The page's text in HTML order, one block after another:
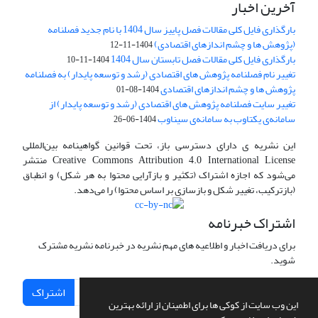
این وب سایت از کوکی ها برای اطمینان از ارائه بهترین
آخرین اخبار
بارگذاری فایل کلی مقالات فصل پاییز سال 1404 با نام جدید فصلنامه
(پژوهش ها و چشم اندازهای اقتصادی)1404-11-12
بارگذاری فایل کلی مقالات فصل تابستان سال 1404 1404-11-10
تغییر نام فصلنامه پژوهش های اقتصادی (رشد و توسعه پایدار) به فصلنامه
پژوهش ها و چشم اندازهای اقتصادی1404-08-01
تغییر سایت فصلنامه پژوهش های اقتصادی (رشد و توسعه پایدار) از
سامانه‌ی یکتاوب به سامانه‌ی سیناوب1404-06-26
این نشریه ی دارای دسترسی باز، تحت قوانین گواهینامه بین‌المللی
Creative Commons Attribution 4.0 International License منتشر
می‌شود که اجازه اشتراک (تکثیر و بازآرایی محتوا به هر شکل) و انطباق
(بازترکیب، تغییر شکل و بازسازی بر اساس محتوا) را می‌دهد.
اشتراک خبرنامه
برای دریافت اخبار و اطلاعیه های مهم نشریه در خبرنامه نشریه مشترک
شوید.
اشتراک